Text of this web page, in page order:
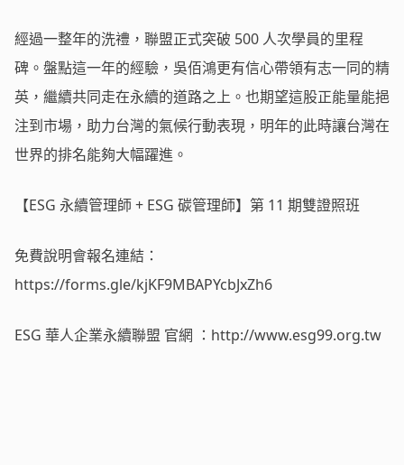
經過一整年的洗禮，聯盟正式突破 500 人次學員的里程
碑。盤點這一年的經驗，吳佰鴻更有信心帶領有志一同的精
英，繼續共同走在永續的道路之上。也期望這股正能量能挹
注到市場，助力台灣的氣候行動表現，明年的此時讓台灣在
世界的排名能夠大幅躍進。
【ESG 永續管理師 + ESG 碳管理師】第 11 期雙證照班
免費說明會報名連結：
https://forms.gle/kjKF9MBAPYcbJxZh6
ESG 華人企業永續聯盟 官網 ：http://www.esg99.org.tw